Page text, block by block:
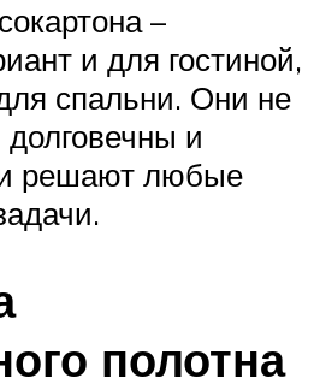
–
и для гостиной,
спальни. Они не
и
решают любые
полотна